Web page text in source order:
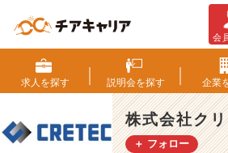
ョ
イ
ン
ト
屋、
未
会
求人を探す 説明会を探す 企業
株式会社ク
＋ フォロー